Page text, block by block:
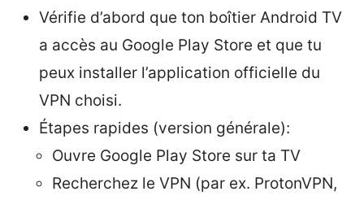
Vérifie d’abord que ton boîtier Android TV
a accès au Google Play Store et que tu
peux installer l’application officielle du
VPN choisi.
Étapes rapides (version générale):
Ouvre Google Play Store sur ta TV
Recherchez le VPN (par ex. ProtonVPN,